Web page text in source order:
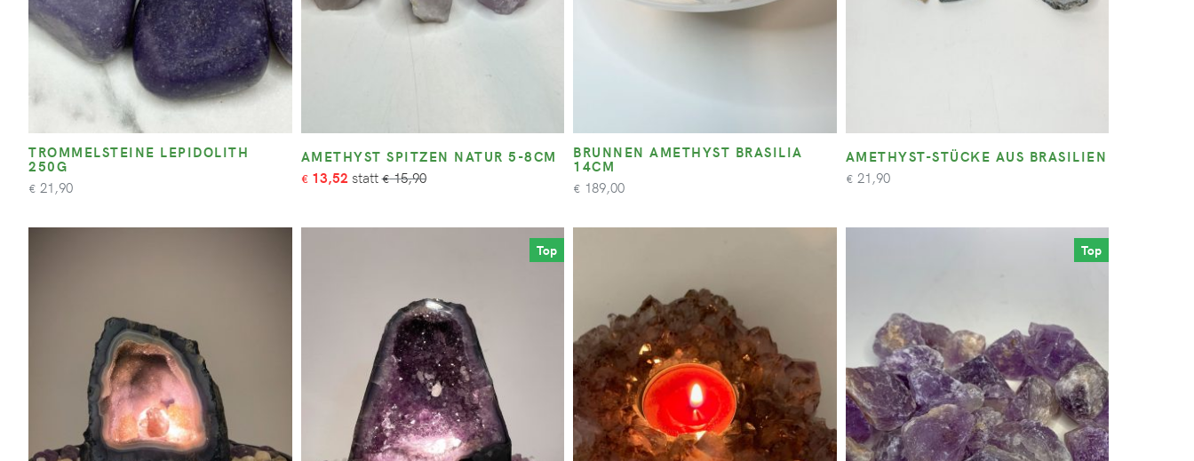
TROMMELSTEINE LEPIDOLITH
250G
€ 21,90
AMETHYST SPITZEN NATUR 5-8CM
€13,52 €15,90
BRUNNEN AMETHYST BRASILIA
14CM
€ 189,00
AMETHYST-STÜCKE AUS BRASILIEN
€ 21,90
Top Top